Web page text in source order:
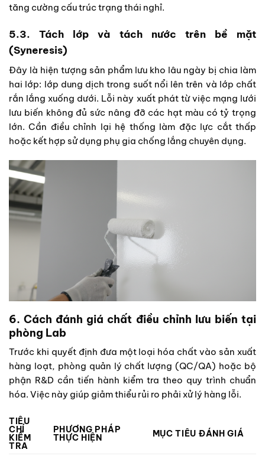
tăng cường cấu trúc trạng thái nghỉ.
5.3. Tách lớp và tách nước trên bề mặt
(Syneresis)
Đây là hiện tượng sản phẩm lưu kho lâu ngày bị chia làm
hai lớp: lớp dung dịch trong suốt nổi lên trên và lớp chất
rắn lắng xuống dưới. Lỗi này xuất phát từ việc mạng lưới
lưu biến không đủ sức nâng đỡ các hạt màu có tỷ trọng
lớn. Cần điều chỉnh lại hệ thống làm đặc lực cắt thấp
hoặc kết hợp sử dụng phụ gia chống lắng chuyên dụng.
6. Cách đánh giá chất điều chỉnh lưu biến tại
phòng Lab
Trước khi quyết định đưa một loại hóa chất vào sản xuất
hàng loạt, phòng quản lý chất lượng (QC/QA) hoặc bộ
phận R&D cần tiến hành kiểm tra theo quy trình chuẩn
hóa. Việc này giúp giảm thiểu rủi ro phải xử lý hàng lỗi.
TIÊU
CHÍ
KIỂM
TRA
PHƯƠNG PHÁP
THỰC HIỆN MỤC TIÊU ĐÁNH GIÁ